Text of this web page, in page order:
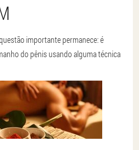
importante permanece: é
do pênis usando alguma técnica